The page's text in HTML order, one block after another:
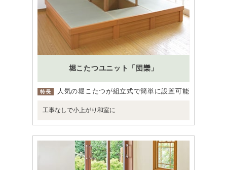
堀こたつユニット「団欒」
特長 人気の堀こたつが組立式で簡単に設置可能
工事なしで小上がり和室に